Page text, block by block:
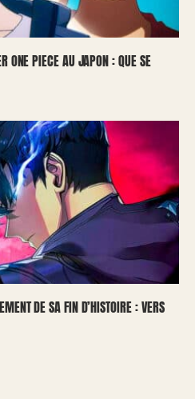
ONE PIECE AU JAPON : QUE SE
DE SA FIN D’HISTOIRE : VERS